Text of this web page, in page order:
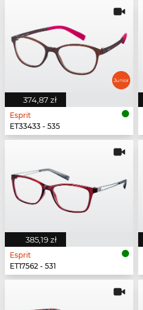
374,87 zł
Esprit
ET33433 - 535
385,19 zł
Esprit
ET17562 - 531